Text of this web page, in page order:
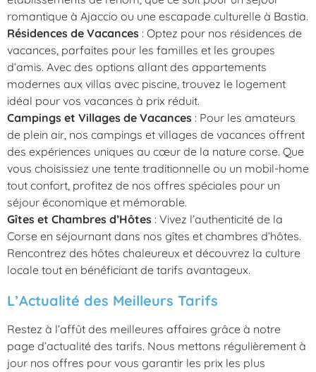
romantique à Ajaccio ou une escapade culturelle à Bastia.
Résidences de Vacances : Optez pour nos résidences de
vacances, parfaites pour les familles et les groupes
d’amis. Avec des options allant des appartements
modernes aux villas avec piscine, trouvez le logement
idéal pour vos vacances à prix réduit.
Campings et Villages de Vacances : Pour les amateurs
de plein air, nos campings et villages de vacances offrent
des expériences uniques au cœur de la nature corse. Que
vous choisissiez une tente traditionnelle ou un mobil-home
tout confort, profitez de nos offres spéciales pour un
séjour économique et mémorable.
Gîtes et Chambres d’Hôtes : Vivez l’authenticité de la
Corse en séjournant dans nos gîtes et chambres d’hôtes.
Rencontrez des hôtes chaleureux et découvrez la culture
locale tout en bénéficiant de tarifs avantageux.
L’Actualité des Meilleurs Tarifs
Restez à l’affût des meilleures affaires grâce à notre
page d’actualité des tarifs. Nous mettons régulièrement à
jour nos offres pour vous garantir les prix les plus